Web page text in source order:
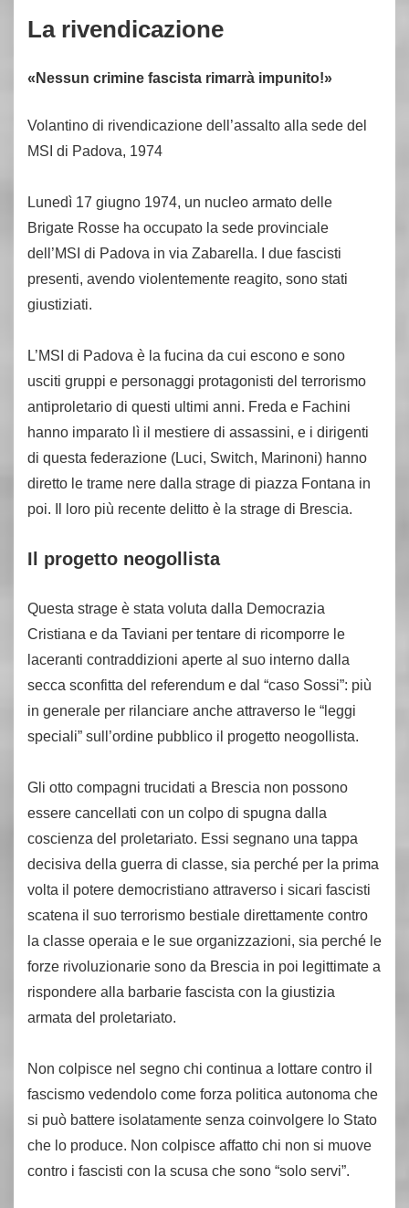
La rivendicazione
«Nessun crimine fascista rimarrà impunito!»
Volantino di rivendicazione dell’assalto alla sede del
MSI di Padova, 1974
Lunedì 17 giugno 1974, un nucleo armato delle
Brigate Rosse ha occupato la sede provinciale
dell’MSI di Padova in via Zabarella. I due fascisti
presenti, avendo violentemente reagito, sono stati
giustiziati.
L’MSI di Padova è la fucina da cui escono e sono
usciti gruppi e personaggi protagonisti del terrorismo
antiproletario di questi ultimi anni. Freda e Fachini
hanno imparato lì il mestiere di assassini, e i dirigenti
di questa federazione (Luci, Switch, Marinoni) hanno
diretto le trame nere dalla strage di piazza Fontana in
poi. Il loro più recente delitto è la strage di Brescia.
Il progetto neogollista
Questa strage è stata voluta dalla Democrazia
Cristiana e da Taviani per tentare di ricomporre le
laceranti contraddizioni aperte al suo interno dalla
secca sconfitta del referendum e dal “caso Sossi”: più
in generale per rilanciare anche attraverso le “leggi
speciali” sull’ordine pubblico il progetto neogollista.
Gli otto compagni trucidati a Brescia non possono
essere cancellati con un colpo di spugna dalla
coscienza del proletariato. Essi segnano una tappa
decisiva della guerra di classe, sia perché per la prima
volta il potere democristiano attraverso i sicari fascisti
scatena il suo terrorismo bestiale direttamente contro
la classe operaia e le sue organizzazioni, sia perché le
forze rivoluzionarie sono da Brescia in poi legittimate a
rispondere alla barbarie fascista con la giustizia
armata del proletariato.
Non colpisce nel segno chi continua a lottare contro il
fascismo vedendolo come forza politica autonoma che
si può battere isolatamente senza coinvolgere lo Stato
che lo produce. Non colpisce affatto chi non si muove
contro i fascisti con la scusa che sono “solo servi”.